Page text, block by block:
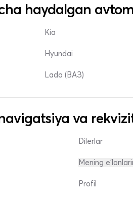
haydalgan
Kia
Hyundai
Lada (ВАЗ)
va
Dilerlar
Mening
Profil